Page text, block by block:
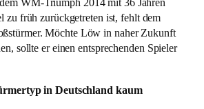
WM-Triumph 2014 mit 36 Jahren
zu früh zurückgetreten ist, fehlt dem
Möchte Löw in naher Zukunft
sollte er einen entsprechenden Spieler
in Deutschland kaum